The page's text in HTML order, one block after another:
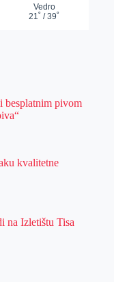
besplatnim pivom
kvalitetne
na Izletištu Tisa